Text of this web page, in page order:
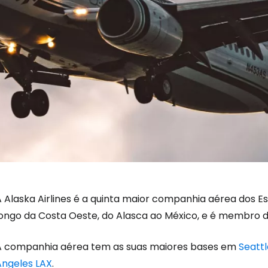
Alaska Airlines é a quinta maior companhia aérea dos
da Costa Oeste, do Alasca ao México, e é membro
companhia aérea tem as suas maiores bases em
LAX.